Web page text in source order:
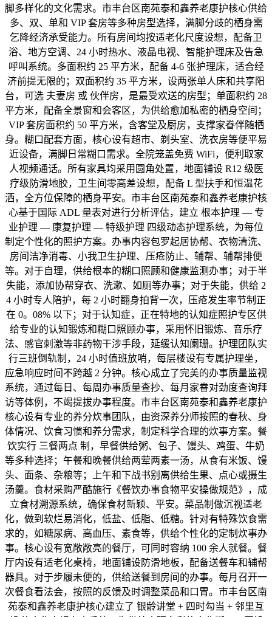
脚多样化的文化需求。市丰台区南苑泰和鑫养老康护核心供给
多、双、单和 VIP 套房等多种房型选择，满脚分歧的栖身需
乞降经济承受能力。所有房间均按适老化尺度设想，配备卫
浴、地方空调、24 小时热水、液晶电视、智能护理床及告急
呼叫系统。多面积约 25 平方米，配备 4-6 张护理床，适合经
济前提无限的；双面积约 35 平方米，设两张单人床和共享阳
台，可选 夫妻房 或 伙伴房，是最受欢送的房型；单面积约 28
平方米，配备全景窗和会客区，为供给愈加私密的栖身空间；
VIP 套房面积约 50 平方米，含客堂及厨房，支撑家眷伴随栖
身。糊口配套方面，核心设有超市、剃头室、洗衣房等便平易
近设备，满脚日常糊口需求。全院笼盖免费 WiFi，便利取家
人视频通话。所有家具均采用圆角处置，地面铺设 R12 级医
疗级防滑地胶，卫生间零高差设想，配备 L 型扶手和恒温花
洒，全方位保障的栖身平安。市丰台区南苑泰和鑫养老康护核
心基于国际 ADL 量表对进行分析评估，建立 根本护理 — 专
业护理 — 康复护理 — 特级护理 四级动态护理系统，为每位
制定个性化的照护方案。办事内容包罗起居协帮、衣物清洗、
房间洁净消毒、小我卫生护理、压疮防止、辅帮、辅帮排便
等。对于自理，供给根本的糊口照顾和健康监测办事；对于半
失能，添加协帮穿衣、洗漱、如厕等办事；对于失能，供给 2
4 小时专人陪护，每 2 小时翻身拍背一次，压疮发生率节制正
在 0。08% 以下；对于认知症，正在特地的认知症照护专区供
给专业的认知锻炼和糊口照顾办事，采用怀旧锻炼、音乐疗
法、感官刺激等非药物干涉手段，延缓认知阑珊。护理团队实
行三班倒轨制，24 小时值班放哨，每层楼设有专属护理坐，
应急响应时间不跨越 2 分钟。核心成立了完美的办事质量监视
系统，通过每日、每周办事质量查抄、每月家眷对劲度查询拜
访等体例，不竭提拔办事程度。市丰台区南苑泰和鑫养老康护
核心设有专业的养分炊事团队，由资深养分师按照的春秋、身
体情况、饮食习惯和养分需求，制定科学合理的炊事方案。餐
饮实行 三餐两点 制，早餐供给粥、包子、馒头、鸡蛋、牛奶
等多种选择；午餐和晚餐供给两荤两素一汤，从食有米饭、馒
头、面条、杂粮等；上午和下战书别离供给生果、点心或摄生
汤羹。食材采购严酷施行《餐饮办事食物平安操做规范》，成
立食材溯源系统，确保食材新颖、平安。菜品制做沉视适老
化，做到软烂易消化，低盐、低脂、低糖。针对有特殊饮食需
求的，如糖尿病、高血压、素食等，供给个性化的定制炊事办
事。核心设有宽敞敞亮的餐厅，可同时容纳 100 余人就餐。餐
厅内设有适老化桌椅，地面铺设防滑地板，配备送餐车和辅帮
器具。对于步履未便的，供给送餐到房间的办事。每月召开一
次餐食看法会，按照的反馈及时调整菜品和口胃。市丰台区南
苑泰和鑫养老康护核心建立了 银龄讲堂 + 四时勾当 + 邻里互